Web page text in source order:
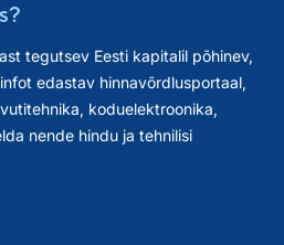
tegutsev Eesti kapitalil põhinev,
edastav hinnavõrdlusportaal,
koduelektroonika,
nende hindu ja tehnilisi